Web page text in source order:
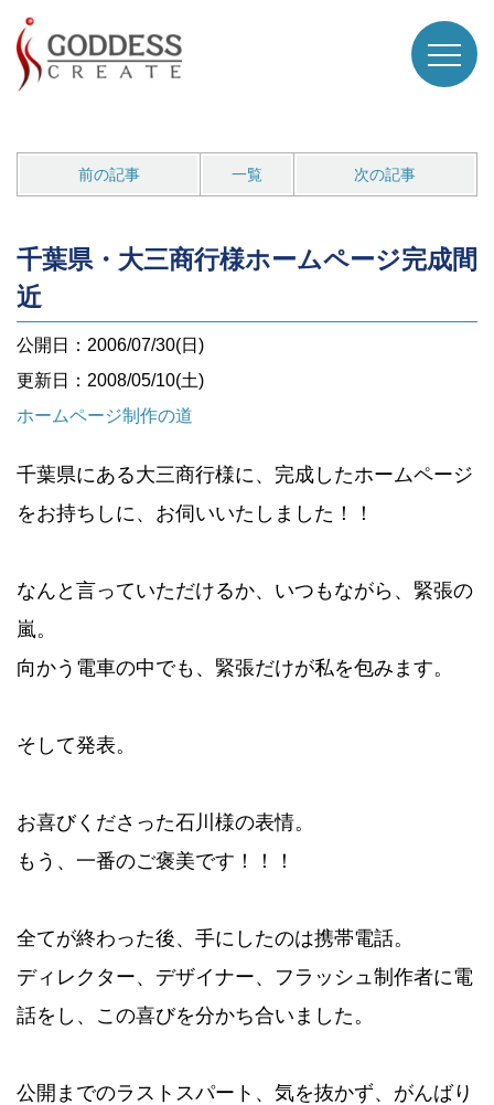
前の記事 一覧 次の記事
千葉県・大三商行様ホームページ完成間
近
公開日：2006/07/30(日)
更新日：2008/05/10(土)
ホームページ制作の道
千葉県にある大三商行様に、完成したホームページ
をお持ちしに、お伺いいたしました！！
なんと言っていただけるか、いつもながら、緊張の
嵐。
向かう電車の中でも、緊張だけが私を包みます。
そして発表。
お喜びくださった石川様の表情。
もう、一番のご褒美です！！！
全てが終わった後、手にしたのは携帯電話。
ディレクター、デザイナー、フラッシュ制作者に電
話をし、この喜びを分かち合いました。
公開までのラストスパート、気を抜かず、がんばり